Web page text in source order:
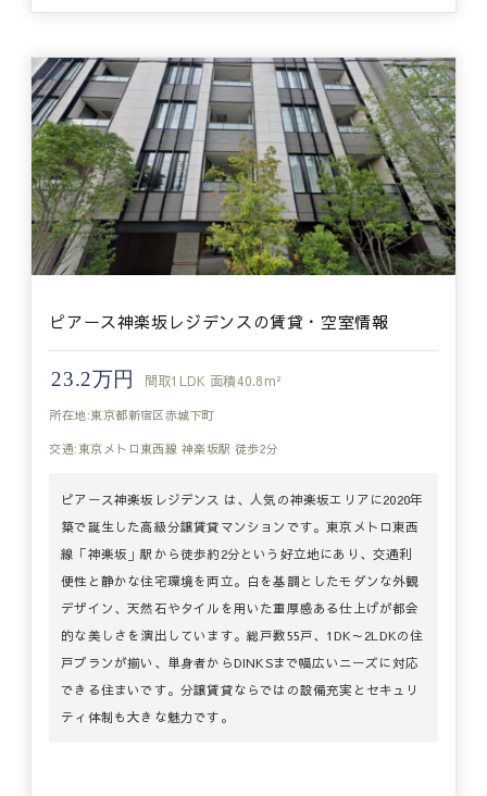
ピアース神楽坂レジデンスの賃貸・空室情報
23.2万円 間取1LDK 面積40.8m²
所在地:東京都新宿区赤城下町
交通:東京メトロ東西線 神楽坂駅 徒歩2分
ピアース神楽坂レジデンス は、人気の神楽坂エリアに2020年
築で誕生した高級分譲賃貸マンションです。東京メトロ東西
線「神楽坂」駅から徒歩約2分という好立地にあり、交通利
便性と静かな住宅環境を両立。白を基調としたモダンな外観
デザイン、天然石やタイルを用いた重厚感ある仕上げが都会
的な美しさを演出しています。総戸数55戸、1DK～2LDKの住
戸プランが揃い、単身者からDINKSまで幅広いニーズに対応
できる住まいです。分譲賃貸ならではの設備充実とセキュリ
ティ体制も大きな魅力です。